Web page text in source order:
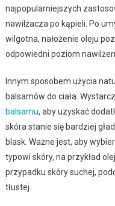
najpopularniejszych
nawilżacza po kąpieli. Po
wilgotna, nałożenie oleju
odpowiedni poziom
Innym sposobem użycia
balsamów do ciała.
balsamu, aby uzyskać
skóra stanie się bardziej
blask. Ważne jest, aby
typowi skóry, na przykład
przypadku skóry suchej,
tłustej.